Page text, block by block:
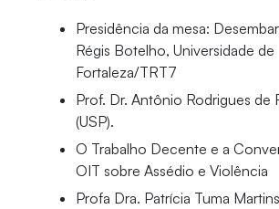
Presidência da mesa:
Régis Botelho, Universidade de
Fortaleza/TRT7
Prof. Dr. Antônio Rodrigues de
(USP).
O Trabalho Decente e a
OIT sobre Assédio e Violência
Profa Dra. Patrícia Tuma